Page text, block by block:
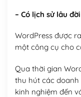
– Có lịch sử lâu đời
WordPress được
một công cụ cho
Qua thời gian
thu hút các doanh
kinh nghiệm đến